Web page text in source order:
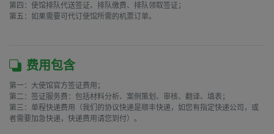
第四：使馆排队代送签证、排队缴费、排队领取签证；
第五：如果需要可代订使馆所需的机票订单。
费用包含
第一：大使馆官方签证费用；
第二：签证服务费：包括材料分析、案例策划、审核、翻译、填表；
第三：单程快递费用（我们的协议快递是顺丰快递，如您有指定快递公司，或
者需要加急快递，快递费用请您到付）。